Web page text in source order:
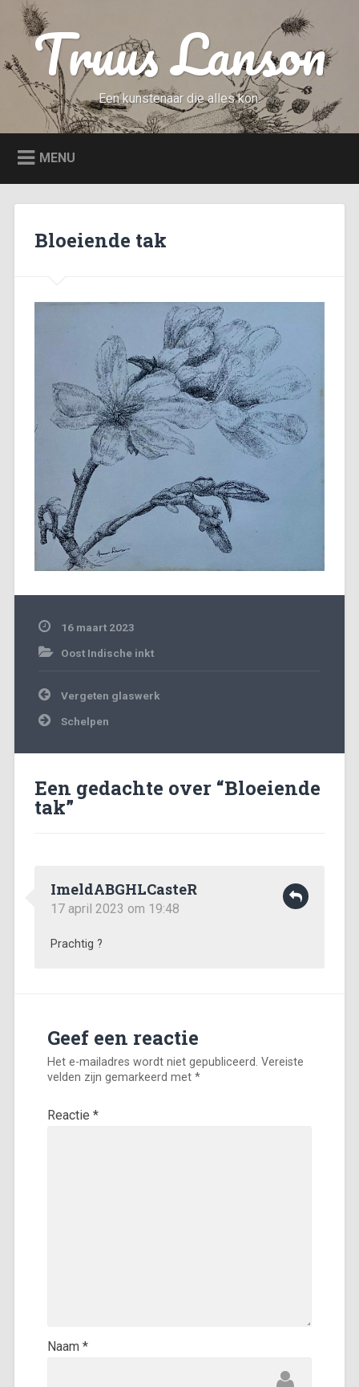
Naar
inhoud
springenTruus Lanson
Een kunstenaar die alles kon.
MENU
Bloeiende tak
16 maart 2023
Oost Indische inkt
Bericht
navigatie
Vergeten glaswerk
Schelpen
Een gedachte over “Bloeiende
tak”
ImeldABGHLCasteR
17 april 2023 om 19:48
Prachtig ?
Geef een reactie
Het e-mailadres wordt niet gepubliceerd. Vereiste
velden zijn gemarkeerd met*
Reactie*
Naam*